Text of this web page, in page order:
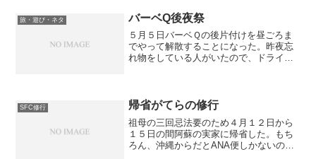
た。本当は学校行きたかったらしく残念
がっていました。妹の家...
旅・遊び・ネタ バーベQ後夜祭
５月５日バーベＱの後片付けを昼ごろま
でやって解散することになった。昨夜忘
れ物をしている人がいたので、ドライブ
しかなかった。セクシ...
SFC修行 帰省がてらの修行
祖母の三回忌法要のため４月１２日から
１５日の間阿蘇の実家に帰省した。もち
ろん、沖縄からだとANA便しかないので